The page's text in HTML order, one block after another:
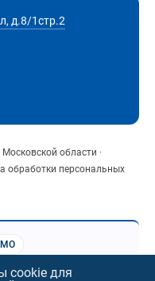
д.8/1стр.2
области ·
обработки персональных
АПМО
cookie для